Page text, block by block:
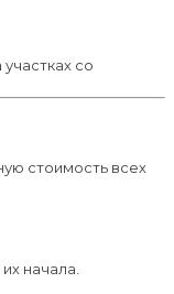
со
стоимость всех
начала.